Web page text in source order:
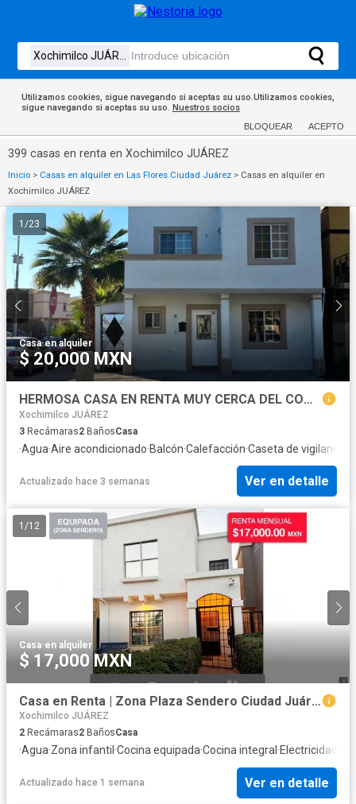
Utilizamos cookies, sigue navegando si aceptas su uso.Utilizamos cookies,
sigue navegando si aceptas su uso. Nuestros socios
BLOQUEAR ACEPTO
399 casas en renta en Xochimilco JUÁREZ
Inicio > Casas en alquiler en Las Flores Ciudad Juárez > Casas en alquiler en
Xochimilco JUÁREZ
1 /23
Casa·en alquiler
$ 20,000 MXN
HERMOSA CASA EN RENTA MUY CERCA DEL CONSULADO
Xochimilco JUÁREZ
3 Recámaras2 BañosCasa
·Agua·Aire acondicionado·Balcón·Calefacción·Caseta de vigilancia
Actualizado hace 3 semanas Ver en detalle
1 /12
Casa·en alquiler
$ 17,000 MXN
Casa en Renta | Zona Plaza Sendero Ciudad Juárez
Xochimilco JUÁREZ
2 Recámaras2 BañosCasa
·Agua·Zona infantil ·Cocina equipada·Cocina integral ·Electricidad
Actualizado hace 1 semana Ver en detalle